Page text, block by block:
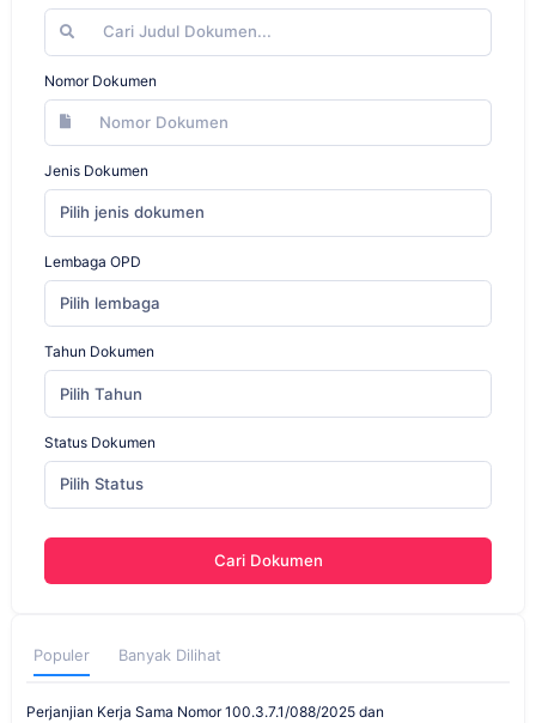
Nomor Dokumen
Jenis Dokumen
Pilih jenis dokumen
Lembaga OPD
Pilih lembaga
Tahun Dokumen
Pilih Tahun
Status Dokumen
Pilih Status
Cari Dokumen
Populer Banyak Dilihat
Perjanjian Kerja Sama Nomor 100.3.7.1/088/2025 dan